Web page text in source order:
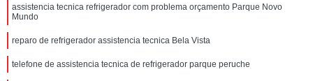
assistencia tecnica refrigerador com problema orçamento Parque Novo
Mundo
reparo de refrigerador assistencia tecnica Bela Vista
telefone de assistencia tecnica de refrigerador parque peruche